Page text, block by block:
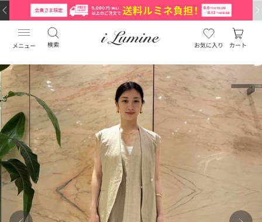
メニュー 検索 お気に入り カート